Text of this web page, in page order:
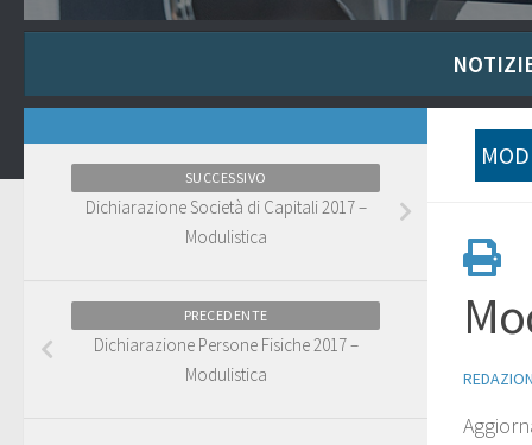
SUCCESSIVO
Dichiarazione Società di Capitali 2017 –
Modulistica
PRECEDENTE
Dichiarazione Persone Fisiche 2017 –
Modulistica